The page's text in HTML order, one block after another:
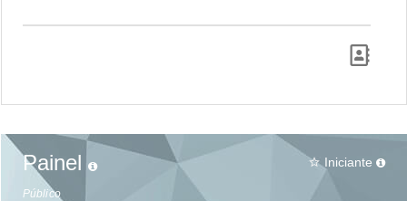
Painel
Público
star_border Iniciante